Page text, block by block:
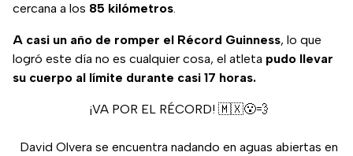
cercana a los 85 kilómetros.
A casi un año de romper el Récord Guinness, lo que
logró este día no es cualquier cosa, el atleta pudo llevar
su cuerpo al límite durante casi 17 horas.
¡VA POR EL RÉCORD! 🇲🇽😮‍💨
David Olvera se encuentra nadando en aguas abiertas en